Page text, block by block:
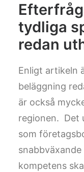
tydliga
redan
Enligt artikeln
beläggning
är också
regionen. Det
som
kompetens